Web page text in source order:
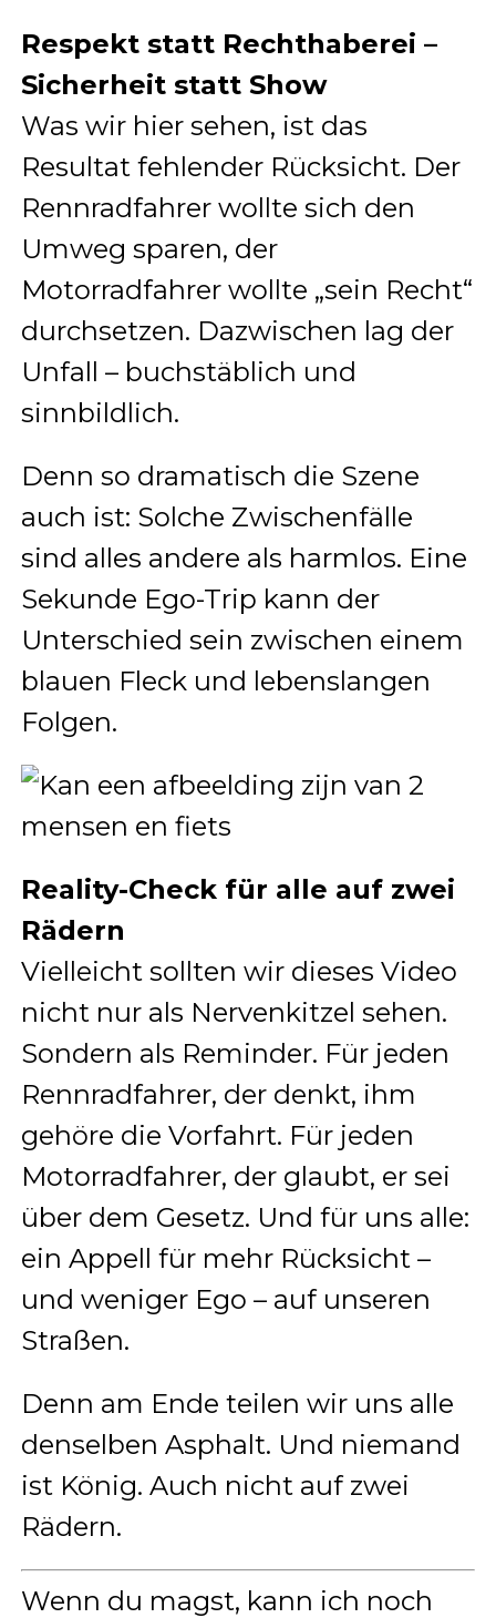
Respekt statt Rechthaberei –
Sicherheit statt Show
Was wir hier sehen, ist das
Resultat fehlender Rücksicht. Der
Rennradfahrer wollte sich den
Umweg sparen, der
Motorradfahrer wollte „sein Recht“
durchsetzen. Dazwischen lag der
Unfall – buchstäblich und
sinnbildlich.
Denn so dramatisch die Szene
auch ist: Solche Zwischenfälle
sind alles andere als harmlos. Eine
Sekunde Ego-Trip kann der
Unterschied sein zwischen einem
blauen Fleck und lebenslangen
Folgen.
Reality-Check für alle auf zwei
Rädern
Vielleicht sollten wir dieses Video
nicht nur als Nervenkitzel sehen.
Sondern als Reminder. Für jeden
Rennradfahrer, der denkt, ihm
gehöre die Vorfahrt. Für jeden
Motorradfahrer, der glaubt, er sei
über dem Gesetz. Und für uns alle:
ein Appell für mehr Rücksicht –
und weniger Ego – auf unseren
Straßen.
Denn am Ende teilen wir uns alle
denselben Asphalt. Und niemand
ist König. Auch nicht auf zwei
Rädern.
Wenn du magst, kann ich noch